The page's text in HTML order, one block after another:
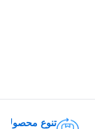
تنوع